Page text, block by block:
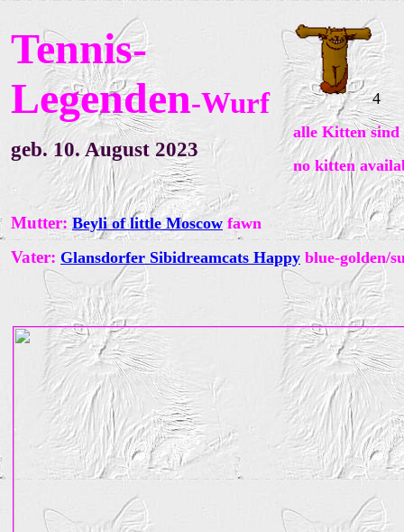
Tennis-
Legenden-Wurf
geb. 10. August 2023
4
alle Kitten sind
no kitten
Mutter: Beyli of little Moscow fawn
Vater: Glansdorfer Sibidreamcats Happy blue-golden/